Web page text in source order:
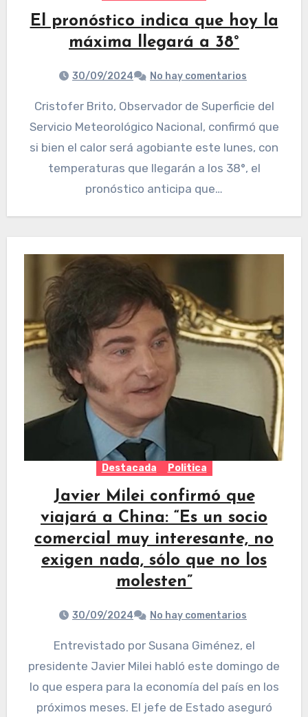
El pronóstico indica que hoy la
máxima llegará a 38°
30/09/2024 No hay comentarios
Cristofer Brito, Observador de Superficie del
Servicio Meteorológico Nacional, confirmó que
si bien el calor será agobiante este lunes, con
temperaturas que llegarán a los 38°, el
pronóstico anticipa que…
Destacada Politica
Javier Milei confirmó que
viajará a China: “Es un socio
comercial muy interesante, no
exigen nada, sólo que no los
molesten”
30/09/2024 No hay comentarios
Entrevistado por Susana Giménez, el
presidente Javier Milei habló este domingo de
lo que espera para la economía del país en los
próximos meses. El jefe de Estado aseguró